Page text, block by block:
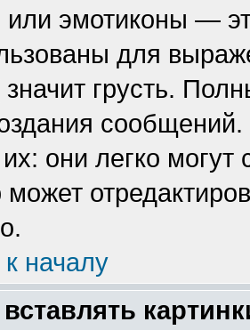
эмотиконы —
для
значит грусть.
сообщений.
их: они легко
может
началу